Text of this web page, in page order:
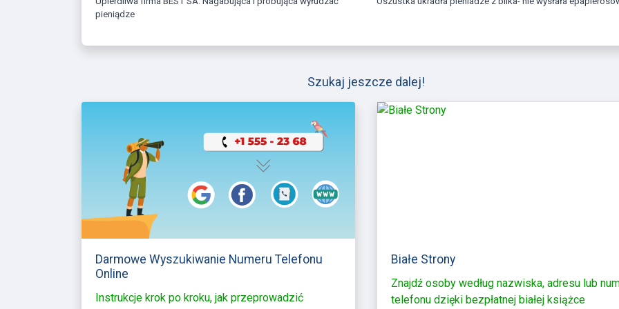
pieniądze
Szukaj jeszcze dalej!
Darmowe Wyszukiwanie Numeru Telefonu
Online
Instrukcje krok po kroku, jak przeprowadzić
Białe Strony
Znajdź osoby według nazwiska, adresu lub
telefonu dzięki bezpłatnej białej książce